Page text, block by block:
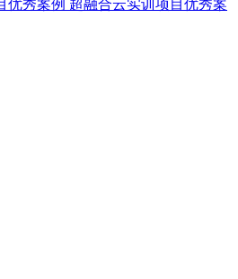
超融合云实训项目优秀案